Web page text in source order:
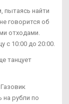
пытаясь найти
говорится об
отходами.
с 10:00 до 20:00.
танцует
на рубли по